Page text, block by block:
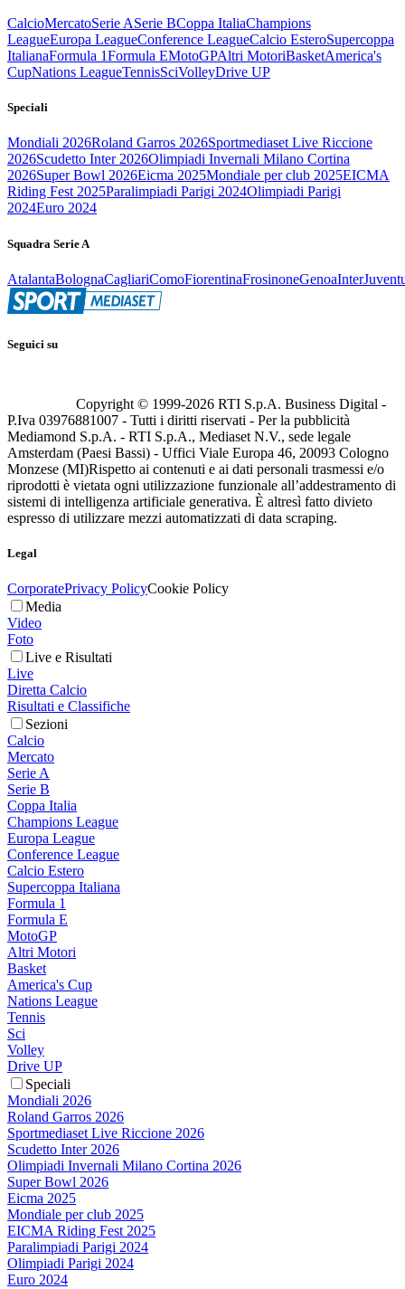
CalcioMercatoSerie ASerie BCoppa ItaliaChampions
LeagueEuropa LeagueConference LeagueCalcio EsteroSupercoppa
ItalianaFormula 1Formula EMotoGPAltri MotoriBasketAmerica's
CupNations LeagueTennisSciVolleyDrive UP
Speciali
Mondiali 2026Roland Garros 2026Sportmediaset Live Riccione
2026Scudetto Inter 2026Olimpiadi Invernali Milano Cortina
2026Super Bowl 2026Eicma 2025Mondiale per club 2025EICMA
Riding Fest 2025Paralimpiadi Parigi 2024Olimpiadi Parigi
2024Euro 2024
Squadra Serie A
AtalantaBolognaCagliariComoFiorentinaFrosinoneGenoaInter
Seguici su
Copyright © 1999-2026 RTI S.p.A. Business Digital -
P.Iva 03976881007 - Tutti i diritti riservati - Per la pubblicità
Mediamond S.p.A. - RTI S.p.A., Mediaset N.V., sede legale
Amsterdam (Paesi Bassi) - Uffici Viale Europa 46, 20093 Cologno
Monzese (MI)Rispetto ai contenuti e ai dati personali trasmessi e/o
riprodotti è vietata ogni utilizzazione funzionale all’addestramento di
sistemi di intelligenza artificiale generativa. È altresì fatto divieto
espresso di utilizzare mezzi automatizzati di data scraping.
Legal
CorporatePrivacy PolicyCookie Policy
Media
Video
Foto
Live e Risultati
Live
Diretta Calcio
Risultati e Classifiche
Sezioni
Calcio
Mercato
Serie A
Serie B
Coppa Italia
Champions League
Europa League
Conference League
Calcio Estero
Supercoppa Italiana
Formula 1
Formula E
MotoGP
Altri Motori
Basket
America's Cup
Nations League
Tennis
Sci
Volley
Drive UP
Speciali
Mondiali 2026
Roland Garros 2026
Sportmediaset Live Riccione 2026
Scudetto Inter 2026
Olimpiadi Invernali Milano Cortina 2026
Super Bowl 2026
Eicma 2025
Mondiale per club 2025
EICMA Riding Fest 2025
Paralimpiadi Parigi 2024
Olimpiadi Parigi 2024
Euro 2024